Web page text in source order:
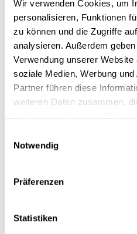
Wir verwenden Cookies, um
personalisieren, Funktionen
zu können und die Zugriffe
analysieren. Außerdem
Verwendung unserer
soziale Medien, Werbung
Partner führen diese
weiteren Daten zusammen,
Notwendig
Präferenzen
Statistiken
linkedininstagram
Deutsch
English
Data Privacy
9/22:
Team!
Our job advertisement was
architects and project
spirit to enrich our open-
collaborative team. We
projects, the opportunity to
professional development.